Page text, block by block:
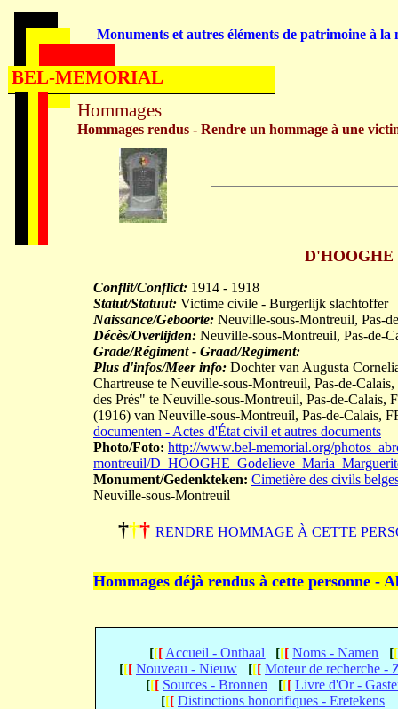
D'HOOGHE
Conflit/Conflict: 1914 - 1918
Statut/Statuut: Victime civile - Burgerlijk slachtoffer
Naissance/Geboorte: Neuville-sous-Montreuil, Pas-
Décès/Overlijden: Neuville-sous-Montreuil, Pas-de-
Grade/Régiment - Graad/Regiment:
Plus d'infos/Meer info: Dochter van Augusta
Chartreuse te Neuville-sous-Montreuil, Pas-de-
des Prés" te Neuville-sous-Montreuil, Pas-de-
(1916) van Neuville-sous-Montreuil, Pas-de-Calais,
documenten - Actes d'État civil et autres documents
Photo/Foto: http://www.bel-memorial.org/
montreuil/
Monument/Gedenkteken: Cimetière des civils
Neuville-sous-Montreuil
††† RENDRE HOMMAGE À CETTE
Hommages déjà rendus à cette personne -
[[[ Accueil - Onthaal [[[ Noms - Namen [[
[[[ Nouveau - Nieuw [[[ Moteur de recherche -
[[[ Sources - Bronnen [[[ Livre d'Or -
[[[ Distinctions honorifiques - Eretekens
Hommages
Hommages rendus - Rendre un hommage à une
Monuments et autres éléments de patrimoine à la
BEL-MEMORIAL